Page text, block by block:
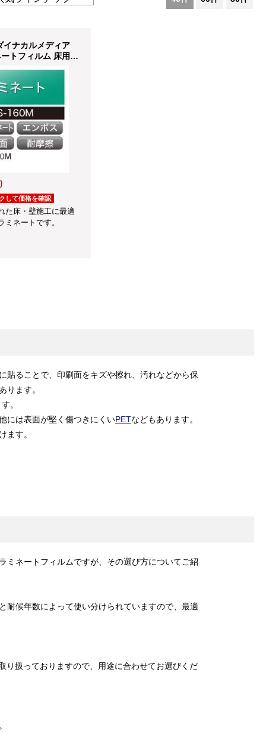
イナカルメディア
トフィルム 床用
して価格を確認
た床・壁施工に最適
ミネートです。
貼ることで、印刷面をキズや擦れ、汚れなどから保
ります。
。
には表面が堅く傷つきにくいPETなどもあります。
ます。
ミネートフィルムですが、その選び方についてご紹
耐候年数によって使い分けられていますので、最適
り扱っておりますので、用途に合わせてお選びくだ